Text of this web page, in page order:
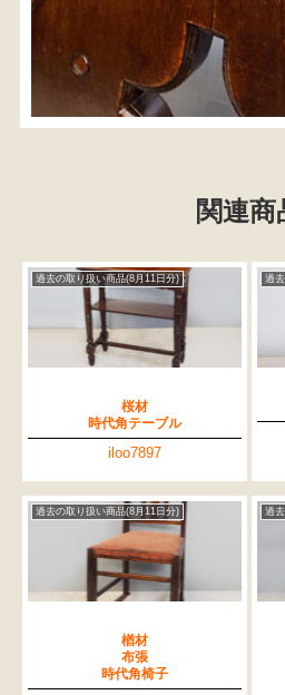
関連商
過去の取り扱い商品(8月11日分)
桜材
時代角テーブル
iloo7897
過
過去の取り扱い商品(8月11日分)
楢材
布張
時代角椅子
過